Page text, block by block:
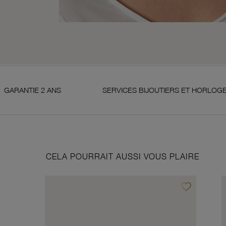
SERVICES BIJOUTIERS ET HORLOGERS
CELA POURRAIT AUSSI VOUS PLAIRE
favorite_borderAjouter à vos